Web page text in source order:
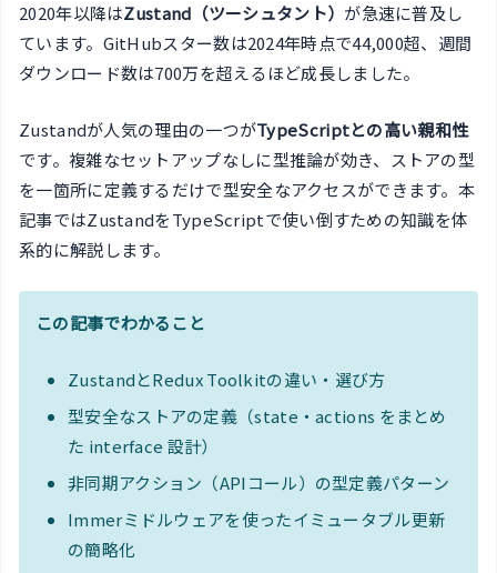
2020年以降はZustand（ツーシュタント） が急速に普及し
ています。GitHubスター数は2024年時点で44,000超、週間
ダウンロード数は700万を超えるほど成長しました。
Zustandが人気の理由の一つがTypeScriptとの高い親和性
です。複雑なセットアップなしに型推論が効き、ストアの型
を一箇所に定義するだけで型安全なアクセスができます。本
記事ではZustandをTypeScriptで使い倒すための知識を体
系的に解説します。
この記事でわかること
ZustandとRedux Toolkitの違い・選び方
型安全なストアの定義（state・actions をまとめ
た interface 設計）
非同期アクション（APIコール）の型定義パターン
Immerミドルウェアを使ったイミュータブル更新
の簡略化